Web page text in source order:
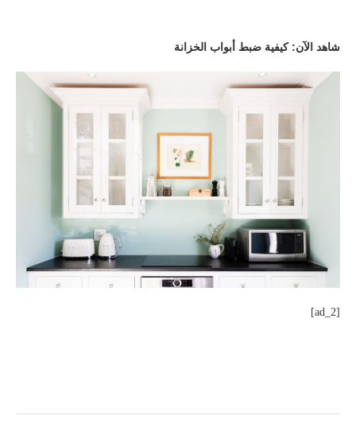
شاهد الآن: كيفية ضبط أبواب الخزانة
[ad_2]